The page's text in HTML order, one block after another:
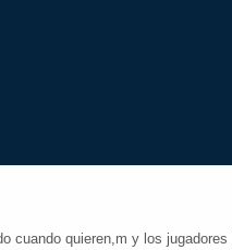
cuando quieren,m y los